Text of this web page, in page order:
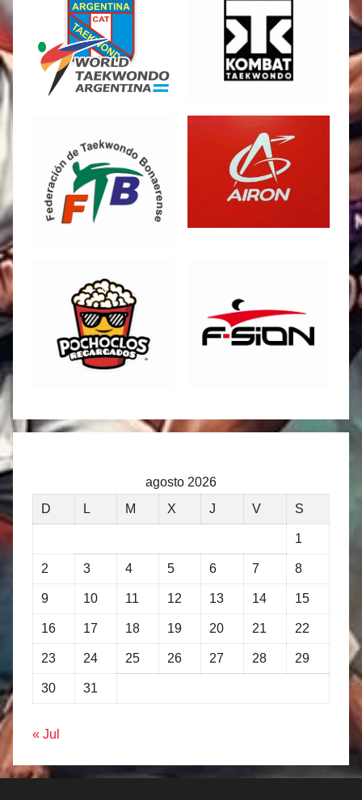
agosto 2026
D
L M X J V S
1
2 3 4 5 6 7 8
9 10 11 12 13 14 15
16 17 18 19 20 21 22
23 24 25 26 27 28 29
30 31
« Jul